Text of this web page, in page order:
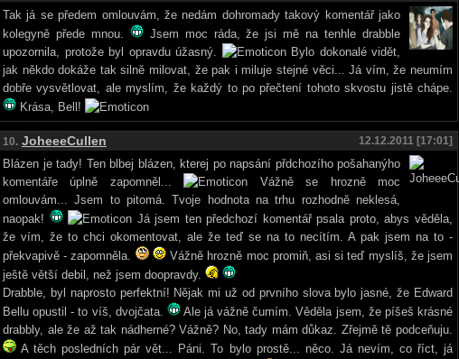
Tak já se předem omlouvám, že nedám dohromady takový komentář jako
kolegyně přede mnou.
Jsem moc ráda, že jsi mě na tenhle drabble
upozornila, protože byl opravdu úžasný.
Bylo dokonalé vidět,
jak někdo dokáže tak silně milovat, že pak i miluje stejné věci... Já vím, že neumím
dobře vysvětlovat, ale myslím, že každý to po přečtení tohoto skvostu jistě chápe.
Krása, Bell!
10. JoheeeCullen 12.12.2011 [17:01]
Blázen je tady! Ten blbej blázen, kterej po napsání přdchozího pošahanýho
komentáře úplně zapomněl...
Vážně se hrozně moc
omlouvám... Jsem to pitomá. Tvoje hodnota na trhu rozhodně neklesá,
naopak!
Já jsem ten předchozí komentář psala proto, abys věděla,
že vím, že to chci okomentovat, ale že teď se na to necítím. A pak jsem na to -
překvapivě - zapomněla.
Vážně hrozně moc promiň, asi si teď myslíš, že jsem
ještě větší debil, než jsem doopravdy.
Drabble, byl naprosto perfektní! Nějak mi už od prvního slova bylo jasné, že Edward
Bellu opustil - to víš, dvojčata.
Ale já vážně čumím. Věděla jsem, že píšeš krásné
drabbly, ale že až tak nádherné? Vážně? No, tady mám důkaz. Zřejmě tě podceňuju.
A těch posledních pár vět... Páni. To bylo prostě... něco. Já nevím, co říct, já